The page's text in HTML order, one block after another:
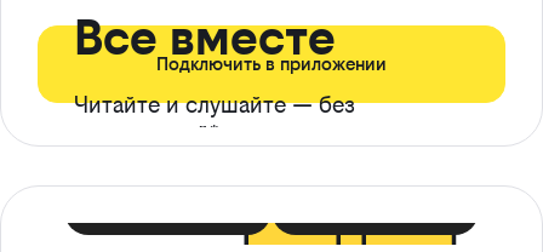
Все вместе
Читайте и слушайте — без
ограничений*
Подключить в приложении